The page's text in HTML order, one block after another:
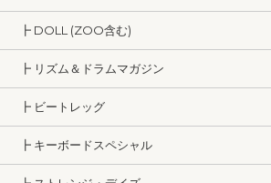
┣ DOLL (ZOO含む)
┣ リズム＆ドラムマガジン
┣ ビートレッグ
┣ キーボードスペシャル